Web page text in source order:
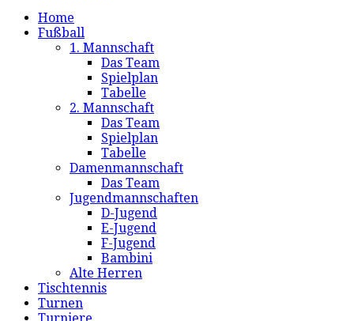
Home
Fußball
1. Mannschaft
Das Team
Spielplan
Tabelle
2. Mannschaft
Das Team
Spielplan
Tabelle
Damenmannschaft
Das Team
Jugendmannschaften
D-Jugend
E-Jugend
F-Jugend
Bambini
Alte Herren
Tischtennis
Turnen